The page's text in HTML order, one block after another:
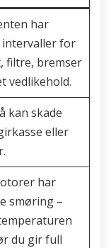
har
for
filtre, bremser
vedlikehold.
kan skade
eller
har
smøring –
du gir full